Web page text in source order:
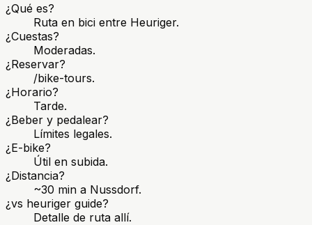
¿Qué es?
Ruta en bici entre Heuriger.
¿Cuestas?
Moderadas.
¿Reservar?
/bike-tours.
¿Horario?
Tarde.
¿Beber y pedalear?
Límites legales.
¿E-bike?
Útil en subida.
¿Distancia?
~30 min a Nussdorf.
¿vs heuriger guide?
Detalle de ruta allí.